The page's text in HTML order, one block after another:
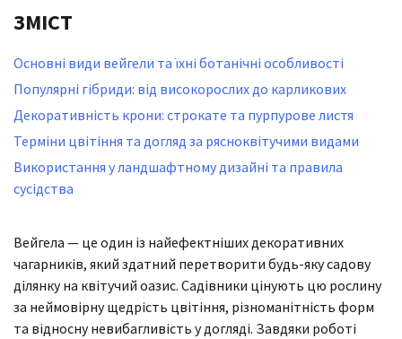
ЗМІСТ
Основні види вейгели та їхні ботанічні особливості
Популярні гібриди: від високорослих до карликових
Декоративність крони: строкате та пурпурове листя
Терміни цвітіння та догляд за рясноквітучими видами
Використання у ландшафтному дизайні та правила
сусідства
Вейгела — це один із найефектніших декоративних
чагарників, який здатний перетворити будь-яку садову
ділянку на квітучий оазис. Садівники цінують цю рослину
за неймовірну щедрість цвітіння, різноманітність форм
та відносну невибагливість у догляді. Завдяки роботі